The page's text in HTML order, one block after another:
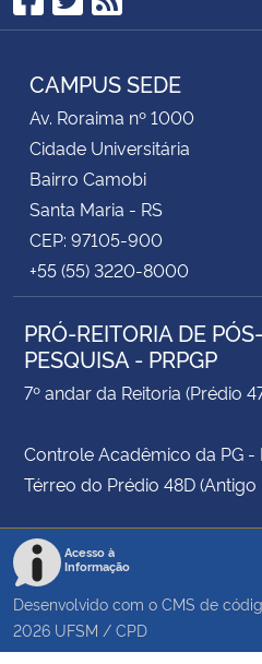
Facebook
Twitter
RSS
CAMPUS SEDE
Av. Roraima nº 1000
Cidade Universitária
Bairro Camobi
Santa Maria - RS
CEP: 97105-900
+55 (55) 3220-8000
PRÓ-REITORIA DE
PESQUISA - PRPGP
7º andar da Reitoria (Prédio
Controle Acadêmico da PG -
Térreo do Prédio 48D (Antigo
Acesso à
Informação
Desenvolvido com o CMS de
2026 UFSM / CPD